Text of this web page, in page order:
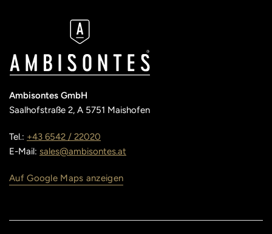
Ambisontes GmbH
Saalhofstraße 2, A 5751 Maishofen
Tel.: +43 6542 / 22020
E-Mail:sales@ambisontes.at
Auf Google Maps anzeigen